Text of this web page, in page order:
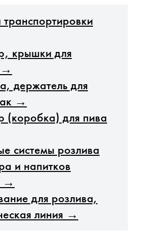
крышки для
→
держатель для
→
(коробка) для пива
системы розлива
и напитков
→
для розлива,
линия →